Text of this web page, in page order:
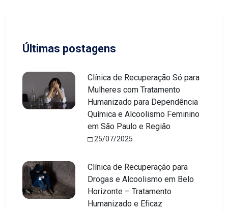
Últimas postagens
Clínica de Recuperação Só para
Mulheres com Tratamento
Humanizado para Dependência
Química e Alcoolismo Feminino
em São Paulo e Região
25/07/2025
Clínica de Recuperação para
Drogas e Alcoolismo em Belo
Horizonte – Tratamento
Humanizado e Eficaz